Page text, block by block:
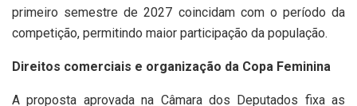
primeiro semestre de 2027 coincidam com o período da
competição, permitindo maior participação da população.
Direitos comerciais e organização da Copa Feminina
A proposta aprovada na Câmara dos Deputados fixa as